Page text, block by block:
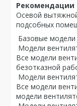
Рекомендации
Осевой
подсобных
Базовые
Модели
Все модели
безотказной
Модели
Все модели
модели